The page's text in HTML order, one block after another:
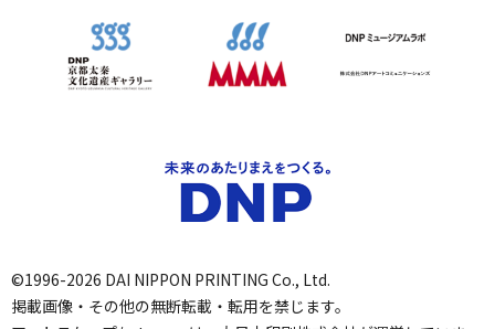
©1996-2026 DAI NIPPON PRINTING Co., Ltd.
掲載画像・その他の無断転載・転用を禁じます。